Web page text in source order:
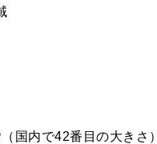
国内で42番目の大きさ）